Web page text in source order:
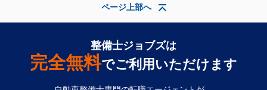
ページ上部へ
整備士ジョブズは
完全無料でご利用いただけます